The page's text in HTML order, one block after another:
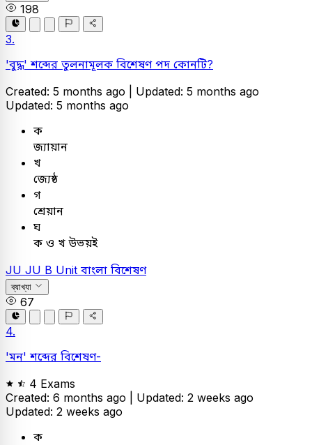
198
3.
'বুদ্ধ' শব্দের তুলনামূলক বিশেষণ পদ কোনটি?
Created: 5 months ago | Updated: 5 months ago
Updated: 5 months ago
ক
জ্যায়ান
খ
জ্যেষ্ঠ
গ
শ্রেয়ান
ঘ
ক ও খ উভয়ই
JU JU B Unit বাংলা বিশেষণ
ব্যাখ্যা
67
4.
'মন' শব্দের বিশেষণ-
4 Exams
Created: 6 months ago | Updated: 2 weeks ago
Updated: 2 weeks ago
ক